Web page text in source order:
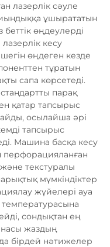
лазерлік сәуле
ұшырататын
өңдеулерді
кесу
өңдеген кезде
тұратын
сапа көрсетеді.
парақ
қатар тапсырыс
осылайша әрі
тапсырыс
Машина басқа кесу
перфорацияланған
текстуралы
мүмкіндіктер
жүйелері ауа
сондықтан ең
жаздың
бірдей нәтижелер